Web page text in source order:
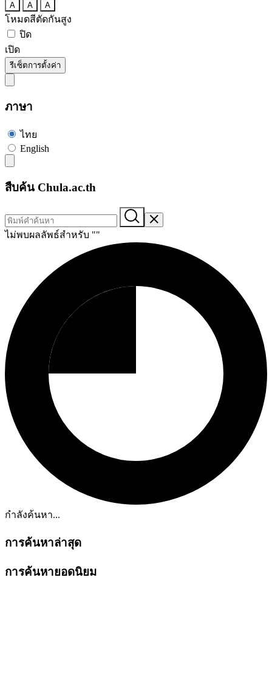
A A A
โหมดสีตัดกันสูง
ปิด
เปิด
รีเซ็ตการตั้งค่า
ภาษา
ไทย
English
สืบค้น Chula.ac.th
ไม่พบผลลัพธ์สำหรับ ""
กำลังค้นหา...
การค้นหาล่าสุด
การค้นหายอดนิยม